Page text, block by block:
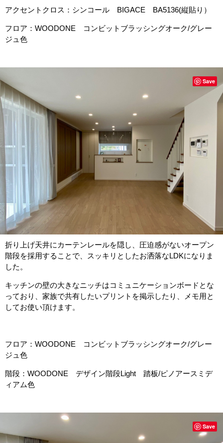
アクセントクロス：シンコール BIGACE BA5136(縦貼り）
フロア：WOODONE コンビットブラッシングオーク/グレー
ジュ色
折り上げ天井にカーテンレールを隠し、圧迫感がないオープン
階段を採用することで、スッキリとしたお洒落なLDKになりま
した。
キッチンの壁の大きなニッチはコミュニケーションボードとな
っており、家族で共有したいプリントを掲示したり、メモ用と
してお使い頂けます。
フロア：WOODONE コンビットブラッシングオーク/グレー
ジュ色
階段：WOODONE デザイン階段Light 踏板/ピノアースミデ
ィアム色
Save
Save